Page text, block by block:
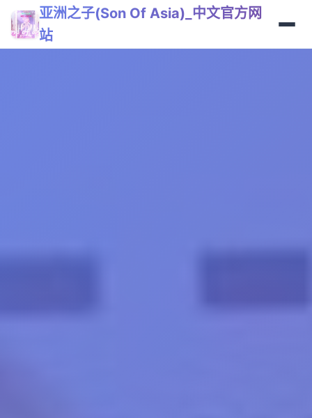
亚洲之子(Son Of Asia)_中文官方网
站